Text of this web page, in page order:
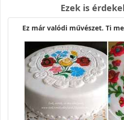
Ezek is
Ez már valódi művészet. Ti